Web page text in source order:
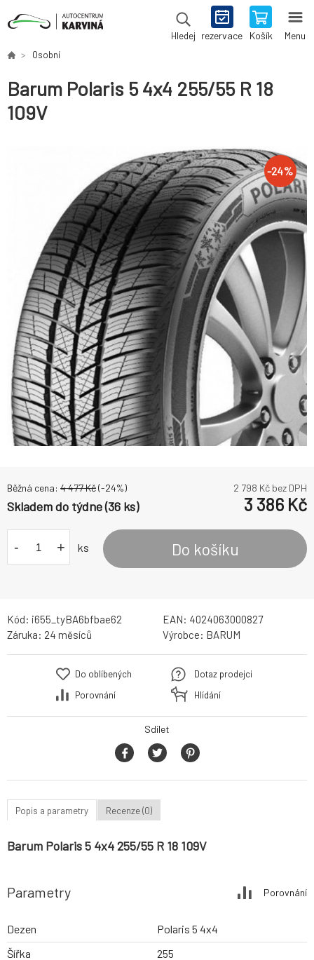
Hledej rezervace Košík Menu
Osobní
Barum Polaris 5 4x4 255/55 R 18
109V
-24%
Běžná cena: 4 477Kč(-24%) 2 798 Kč bez DPH
Skladem do týdne (36 ks) 3 386 Kč
- + ks Do košíku
Kód: i655_tyBA6bfbae62 EAN: 4024063000827
Záruka: 24 měsíců Výrobce: BARUM
Do oblíbených
Porovnání
Dotaz prodejci
Hlídání
Sdílet
Popis a parametry Recenze (0)
Barum Polaris 5 4x4 255/55 R 18 109V
Parametry Porovnání
Dezen
Polaris 5 4x4
Šířka
255